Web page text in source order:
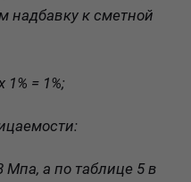
надбавку к сметной
= 1%;
Мпа, а по таблице 5 в